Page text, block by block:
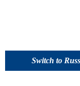
Switch to